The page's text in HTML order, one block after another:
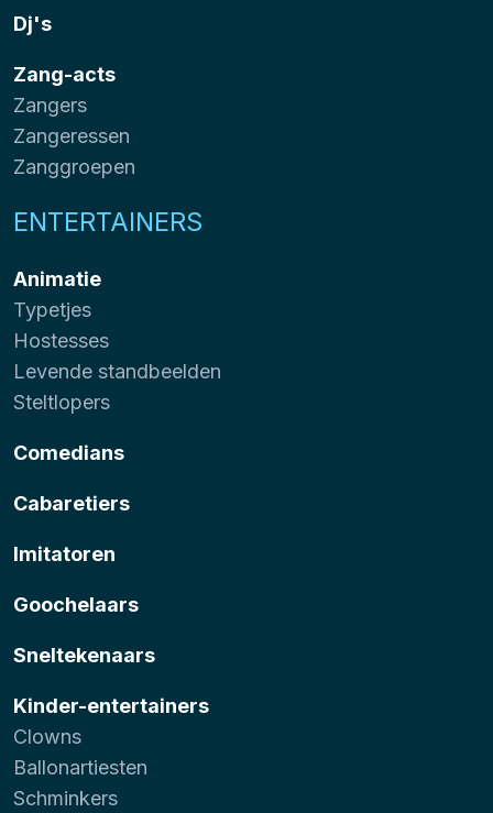
Dj's
Zang-acts
Zangers
Zangeressen
Zanggroepen
ENTERTAINERS
Animatie
Typetjes
Hostesses
Levende standbeelden
Steltlopers
Comedians
Cabaretiers
Imitatoren
Goochelaars
Sneltekenaars
Kinder-entertainers
Clowns
Ballonartiesten
Schminkers